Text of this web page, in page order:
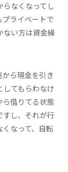
なくなってし
ライベートで
ない方は資金繰
ら現金を引き
てもらわなけ
借りてる状態
すし、それが行
なって、自転